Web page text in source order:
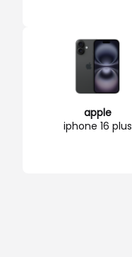
apple
iphone 16 plus